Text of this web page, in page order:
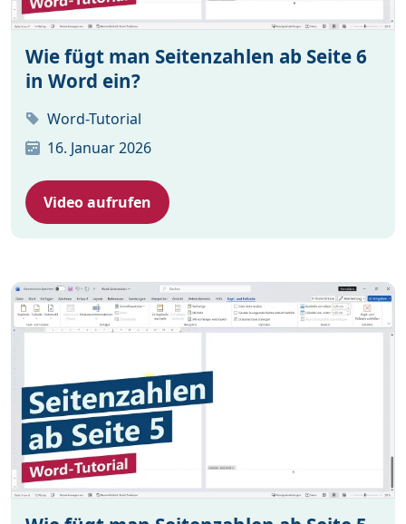
Wie fügt man Seitenzahlen ab Seite 6
in Word ein?
Word-Tutorial
16. Januar 2026
Video aufrufen